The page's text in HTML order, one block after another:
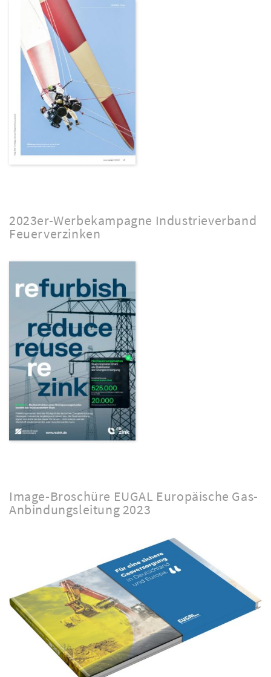
2023er-Werbekampagne Industrieverband
Feuerverzinken
Image-Broschüre EUGAL Europäische Gas-
Anbindungsleitung 2023